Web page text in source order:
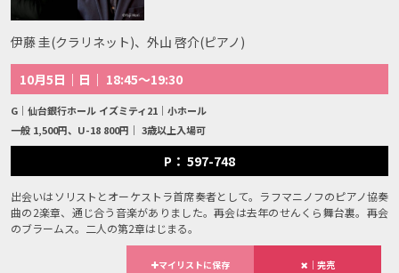
伊藤 圭(クラリネット)、外山 啓介(ピアノ)
10月5日｜日｜ 18:45～19:30
G｜仙台銀行ホール イズミティ21｜小ホール
一般 1,500円、U-18 800円｜ 3歳以上入場可
P： 597-748
出会いはソリストとオーケストラ首席奏者として。ラフマニノフのピアノ協奏
曲の2楽章、通じ合う音楽がありました。再会は去年のせんくら舞台裏。再会
のブラームス。二人の第2章はじまる。
マイリストに保存 ｜完売